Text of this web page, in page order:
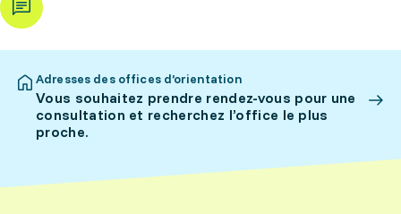
Adresses des offices d’orientation
Vous souhaitez prendre rendez-vous pour une
consultation et recherchez l’office le plus
proche.